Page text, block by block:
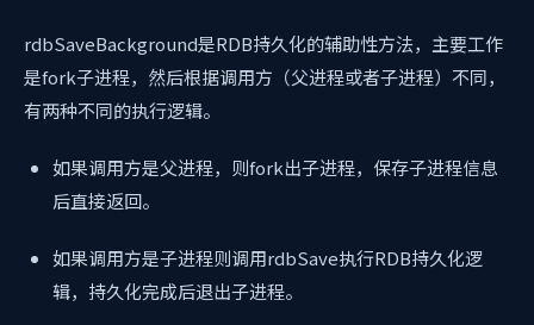
rdbSaveBackground是RDB持久化的辅助性方法，主要工作
是fork子进程，然后根据调用方（父进程或者子进程）不同，
有两种不同的执行逻辑。
如果调用方是父进程，则fork出子进程，保存子进程信息
后直接返回。
如果调用方是子进程则调用rdbSave执行RDB持久化逻
辑，持久化完成后退出子进程。